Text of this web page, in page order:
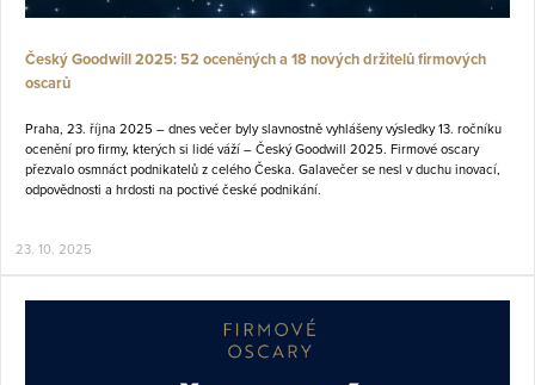
Český Goodwill 2025: 52 oceněných a 18 nových držitelů firmových
oscarů
Praha, 23. října 2025 – dnes večer byly slavnostně vyhlášeny výsledky 13. ročníku
ocenění pro firmy, kterých si lidé váží – Český Goodwill 2025. Firmové oscary
přezvalo osmnáct podnikatelů z celého Česka. Galavečer se nesl v duchu inovací,
odpovědnosti a hrdosti na poctivé české podnikání.
23. 10. 2025